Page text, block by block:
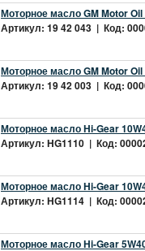
Моторное масло GM Motor Oil
Артикул: 19 42 043 | Код:
Моторное масло GM Motor
Артикул: 19 42 003 | Код:
Моторное масло Hi-Gear
Артикул: HG1110 | Код:
Моторное масло Hi-Gear
Артикул: HG1114 | Код:
Моторное масло Hi-Gear